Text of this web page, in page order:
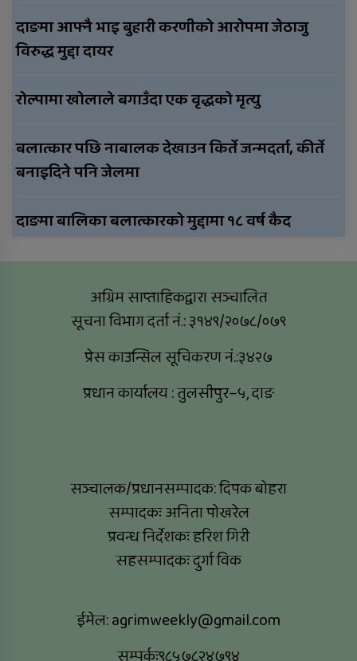
दाङमा आफ्नै भाइ बुहारी करणीको आरोपमा जेठाजु
विरुद्ध मुद्दा दायर
रोल्पामा खोलाले बगाउँदा एक वृद्धको मृत्यु
बलात्कार पछि नाबालक देखाउन किर्ते जन्मदर्ता, कीर्ते
बनाइदिने पनि जेलमा
दाङमा बालिका बलात्कारको मुद्दामा १८ वर्ष कैद
अग्रिम साप्ताहिकद्वारा सञ्चालित
सूचना विभाग दर्ता नं.: ३१४९/२०७८/०७९
प्रेस काउन्सिल सूचिकरण नं.:३४२७
प्रधान कार्यालय : तुलसीपुर–५, दाङ
सञ्चालक/प्रधानसम्पादक: दिपक बोहरा
सम्पादकः अनिता पोखरेल
प्रवन्ध निर्देशकः हरिश गिरी
सहसम्पादकः दुर्गा विक
ईमेल:agrimweekly@gmail.com